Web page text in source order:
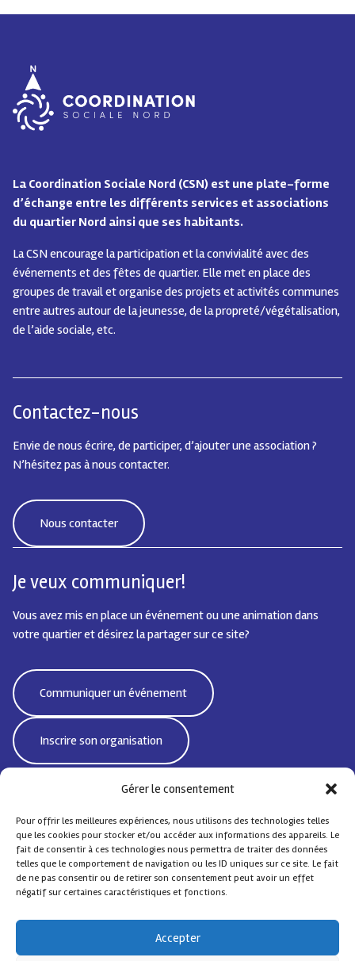
Gérer le consentement
Pour offrir les meilleures expériences, nous utilisons des technologies telles
que les cookies pour stocker et/ou accéder aux informations des appareils. Le
fait de consentir à ces technologies nous permettra de traiter des données
telles que le comportement de navigation ou les ID uniques sur ce site. Le fait
de ne pas consentir ou de retirer son consentement peut avoir un effet
négatif sur certaines caractéristiques et fonctions.
Accepter
La Coordination Sociale Nord (CSN) est une plate-forme
d’échange entre les différents services et associations
du quartier Nord ainsi que ses habitants.
La CSN encourage la participation et la convivialité avec des
événements et des fêtes de quartier. Elle met en place des
groupes de travail et organise des projets et activités communes
entre autres autour de la jeunesse, de la propreté/végétalisation,
de l’aide sociale, etc.
Contactez-nous
Envie de nous écrire, de participer, d’ajouter une association ?
N’hésitez pas à nous contacter.
Nous contacter
Je veux communiquer!
Vous avez mis en place un événement ou une animation dans
votre quartier et désirez la partager sur ce site?
Communiquer un événement
Inscrire son organisation
Bd Emile Jacqmain 95 | 1000 Bruxelles - Belgique
CoordiSocialeBxlNord@protonmail.com
© Coordination Sociale Nord